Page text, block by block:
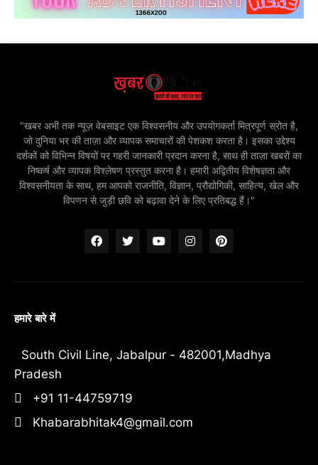
"खबर अभी तक न्यूज़ वेबसाइट एक विश्वसनीय और उपयोगकर्ता मित्रपूर्ण स्रोत है,
जो दुनिया भर की ताज़ा और व्यापक समाचारों की पेशकश करता है। इसका उद्देश्य
दर्शकों को विभिन्न विषयों पर गहरी जानकारी प्रदान करना है, साथ ही ताज़ा खबरों का
निष्कर्ष और व्यापक विश्लेषण प्रस्तुत करना है। हमारी अद्वितीय विशेषज्ञता और
विश्वसनीयता के साथ, हम आपको राजनीति, विज्ञान, प्रौद्योगिकी, साहित्य, खेल और
विपणन से जुड़ी छवि को बढ़ावा देने के लिए प्रतिबद्ध हैं।"
हमारे बारे में
South Civil Line, Jabalpur - 482001,Madhya
Pradesh
+91 11-44759719
Khabarabhitak4@gmail.com